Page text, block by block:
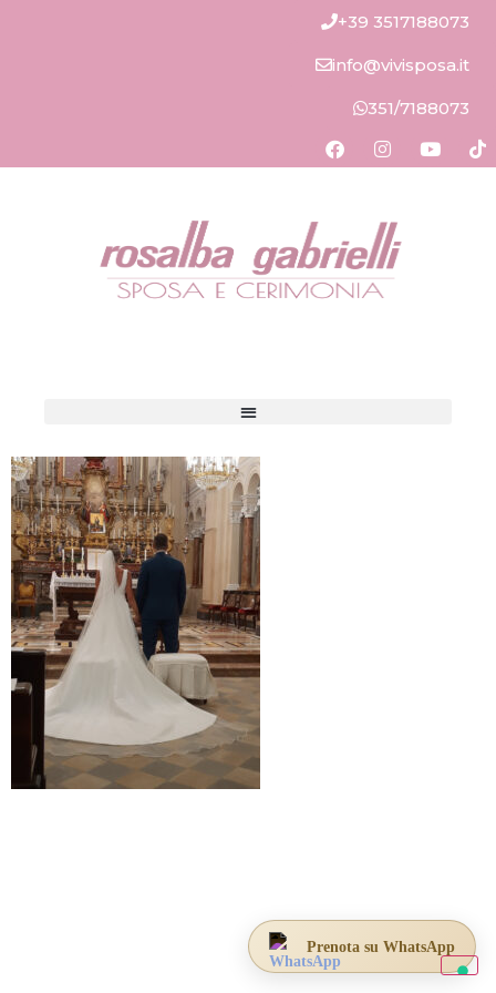
+39 3517188073
info@vivisposa.it
351/7188073
Prenota su WhatsApp